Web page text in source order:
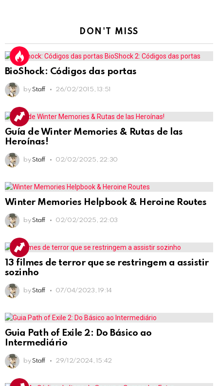
DON'T MISS
BioShock: Códigos das portas
by Staff 26/02/2015, 13:51
Guía de Winter Memories & Rutas de las
Heroínas!
by Staff 02/02/2025, 22:30
Winter Memories Helpbook & Heroine Routes
by Staff 02/02/2025, 22:03
13 filmes de terror que se restringem a assistir
sozinho
by Staff 07/04/2023, 19:14
Guia Path of Exile 2: Do Básico ao
Intermediário
by Staff 29/12/2024, 15:42